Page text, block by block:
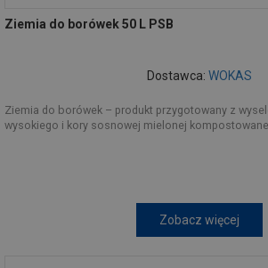
Ziemia do borówek 50 L PSB
Dostawca: WOKAS
Ziemia do borówek – produkt przygotowany z
wysokiego i kory sosnowej mielonej
Zobacz więcej